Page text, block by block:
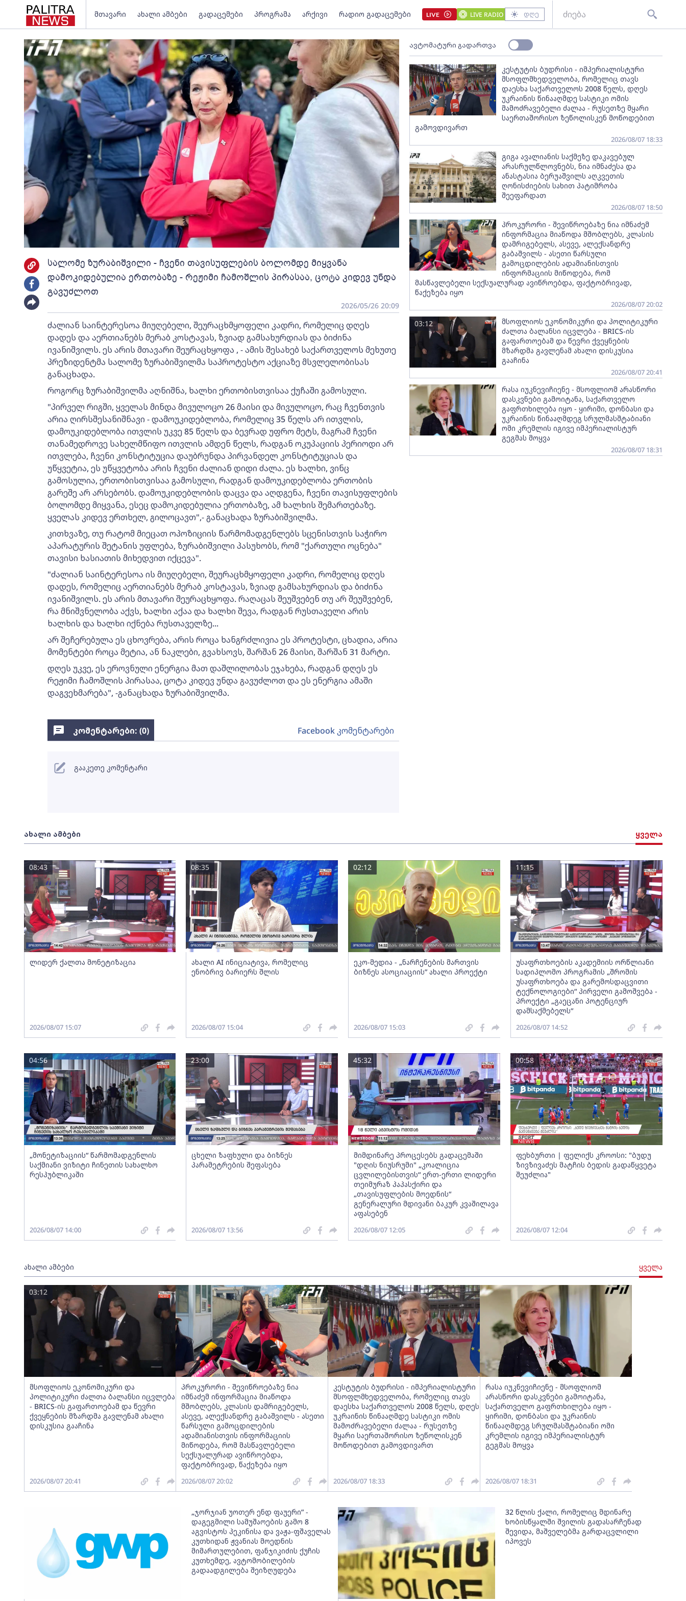
მთავარი ახალი ამბები გადაცემები პროგრამა არქივი რადიო გადაცემები LIVE LIVE RADIO დღე
სალომე ზურაბიშვილი - ჩვენი თავისუფლების ბოლომდე მიყვანა
დამოკიდებულია ერთობაზე - რეჟიმი ჩამოშლის პირასაა, ცოტა კიდევ უნდა
გავუძლოთ
2026/05/26 20:09
ძალიან საინტერესოა მიუღებელი, შეურაცხმყოფელი კადრი, რომელიც დღეს
დადეს და აერთიანებს მერაბ კოსტავას, ზვიად გამსახურდიას და ბიძინა
ივანიშვილს. ეს არის მთავარი შეურაცხყოფა , - ამის შესახებ საქართველოს მეხუთე
პრეზიდენტმა სალომე ზურაბიშვილმა საპროტესტო აქციაზე მსვლელობისას
განაცხადა.
როგორც ზურაბიშვილმა აღნიშნა, ხალხი ერთობისთვისაა ქუჩაში გამოსული.
"პირველ რიგში, ყველას მინდა მივულოცო 26 მაისი და მივულოცო, რაც ჩვენთვის
არია ღირსშესანიშნავი - დამოუკიდებლობა, რომელიც 35 წელს არ ითვლის,
დამოუკიდებლობა ითვლის უკვე 85 წელს და ბევრად უფრო მეტს, მაგრამ ჩვენი
თანამედროვე სახელმწიფო ითვლის ამდენ წელს, რადგან ოკუპაციის პერიოდი არ
ითვლება, ჩვენი კონსტიტუცია დაუბრუნდა პირვანდელ კონსტიტუციას და
უწყვეტია, ეს უწყვეტობა არის ჩვენი ძალიან დიდი ძალა. ეს ხალხი, ვინც
გამოსულია, ერთობისთვისაა გამოსული, რადგან დამოუკიდებლობა ერთობის
გარეშე არ არსებობს. დამოუკიდებლობის დაცვა და აღდგენა, ჩვენი თავისუფლების
ბოლომდე მიყვანა, ესეც დამოკიდებულია ერთობაზე, ამ ხალხის შემართებაზე.
ყველას კიდევ ერთხელ, გილოცავთ",- განაცხადა ზურაბიშვილმა.
კითხვაზე, თუ რატომ მიეცათ ოპოზიციის წარმომადგენლებს სცენისთვის საჭირო
აპარატურის შეტანის უფლება, ზურაბიშვილი პასუხობს, რომ "ქართული ოცნება"
თავისი ხასიათის მიხედვით იქცევა".
"ძალიან საინტერესოა ის მიუღებელი, შეურაცხმყოფელი კადრი, რომელიც დღეს
დადეს, რომელიც აერთიანებს მერაბ კოსტავას, ზვიად გამსახურდიას და ბიძინა
ივანიშვილს. ეს არის მთავარი შეურაცხყოფა. რაღაცას შეუშვებენ თუ არ შეუშვებენ,
რა მნიშვნელობა აქვს, ხალხი აქაა და ხალხი შევა, რადგან რუსთაველი არის
ხალხის და ხალხი იქნება რუსთაველზე...
არ შეჩერებულა ეს ცხოვრება, არის როცა ხანგრძლივია ეს პროტესტი, ცხადია, არია
მომენტები როცა მეტია, ან ნაკლები, გვახსოვს, შარშან 26 მაისი, შარშან 31 მარტი.
დღეს უკვე, ეს ეროვნული ენერგია მათ დაშლილობას ეჯახება, რადგან დღეს ეს
რეჟიმი ჩამოშლის პირასაა, ცოტა კიდევ უნდა გავუძლოთ და ეს ენერგია ამაში
დაგვეხმარება", -განაცხადა ზურაბიშვილმა.
ავტომატური გადართვა
კესტუტის ბუდრისი - იმპერიალისტური
მსოფლმხედველობა, რომელიც თავს
დაესხა საქართველოს 2008 წელს, დღეს
უკრაინის წინააღმდე სასტიკი ომის
მამოძრავებელი ძალაა - რუსეთზე მყარი
საერთაშორისო ზეწოლისკენ მოწოდებით
გამოვდივართ
2026/08/07 18:33
გიგა ავალიანის საქმეზე დაკავებულ
არასრულწლოვნებს, ნია იმნაძესა და
ანასტასია ბერუაშვილს აღკვეთის
ღონისძიების სახით პატიმრობა
შეეფარდათ
2026/08/07 18:50
პროკურორი - შევიწროებაზე ნია იმნაძემ
ინფორმაცია მიაწოდა მშობლებს, კლასის
დამრიგებელს, ასევე, ალექსანდრე
გაბაშვილს - ასეთი წარსული
გამოცდილების ადამიანისთვის
ინფორმაციის მიწოდება, რომ
მასწავლებელი სექსუალურად ავიწროებდა, ფაქტობრივად,
წაქეზება იყო
2026/08/07 20:02
მსოფლიოს ეკონომიკური და პოლიტიკური
ძალთა ბალანსი იცვლება - BRICS-ის
გაფართოებამ და წევრი ქვეყნების
მზარდმა გავლენამ ახალი დისკუსია
გააჩინა
03:12
2026/08/07 20:41
რასა იუკნევიჩიენე - მსოფლიომ არასწორი
დასკვნები გამოიტანა, საქართველო
გაფრთხილება იყო - ყირიმი, დონბასი და
უკრაინის წინააღმდეგ სრულმასშტაბიანი
ომი კრემლის იგივე იმპერიალისტურ
გეგმას მოყვა
2026/08/07 18:31
ახალი ამბები ყველა
ლიდერ ქალთა მონეტიზაცია
08:43
2026/08/07 15:07
ახალი AI ინიციატივა, რომელიც
ენობრივ ბარიერს შლის
08:35
2026/08/07 15:04
ეკო-მედია - „ნარჩენების მართვის
ბიზნეს ასოციაციის” ახალი პროექტი
02:12
2026/08/07 15:03
უსაფრთხოების აკადემიის ორწლიანი
სადიპლომო პროგრამის „შრომის
უსაფრთხოება და გარემოსდაცვითი
ტექნოლოგიები“ პირველი გამოშვება -
პროექტი „გაეცანი პოტენციურ
დამსაქმებელს“
11:15
2026/08/07 14:52
„მონეტიზაციის“ წარმომადგენლის
საქმიანი ვიზიტი ჩინეთის სახალხო
რესპუბლიკაში
04:56
2026/08/07 14:00
ცხელი ზაფხული და ბიზნეს
პარამეტრების შეფასება
23:00
2026/08/07 13:56
მიმდინარე პროცესებს გადაცემაში
"დღის ნიუსრუმი" „კოალიცია
ცვლილებისთვის“ ერთ-ერთი ლიდერი
თეიმურაზ პაპასქირი და
„თავისუფლების მოედნის“
გენერალური მდივანი ბაკურ კვაშილავა
აფასებენ
45:32
2026/08/07 12:05
ფეხბურთი | ფელიქს კროოსი: "ბუდუ
ზივზივაძეს მატჩის ბედის გადაწყვეტა
შეუძლია"
00:58
2026/08/07 12:04
ახალი ამბები ყველა
მსოფლიოს ეკონომიკური და
პოლიტიკური ძალთა ბალანსი იცვლება
- BRICS-ის გაფართოებამ და წევრი
ქვეყნების მზარდმა გავლენამ ახალი
დისკუსია გააჩინა
03:12
2026/08/07 20:41
პროკურორი - შევიწროებაზე ნია
იმნაძემ ინფორმაცია მიაწოდა
მშობლებს, კლასის დამრიგებელს,
ასევე, ალექსანდრე გაბაშვილს - ასეთი
წარსული გამოცდილების
ადამიანისთვის ინფორმაციის
მიწოდება, რომ მასწავლებელი
სექსუალურად ავიწროებდა,
ფაქტობრივად, წაქეზება იყო
2026/08/07 20:02
კესტუტის ბუდრისი - იმპერიალისტური
მსოფლმხედველობა, რომელიც თავს
დაესხა საქართველოს 2008 წელს, დღეს
უკრაინის წინააღმდე სასტიკი ომის
მამოძრავებელი ძალაა - რუსეთზე
მყარი საერთაშორისო ზეწოლისკენ
მოწოდებით გამოვდივართ
2026/08/07 18:33
რასა იუკნევიჩიენე - მსოფლიომ
არასწორი დასკვნები გამოიტანა,
საქართველო გაფრთხილება იყო -
ყირიმი, დონბასი და უკრაინის
წინააღმდეგ სრულმასშტაბიანი ომი
კრემლის იგივე იმპერიალისტურ
გეგმას მოყვა
2026/08/07 18:31
„ჯორჯიან უოთერ ენდ ფაუერი” -
დაგეგმილი სამუშაოების გამო 8
აგვისტოს პეკინისა და ვაჟა-ფშაველას
კუთხიდან ჟვანიას მოედნის
მიმართულებით, ფანჯიკიძის ქუჩის
კუთხემდე, ავტომობილების
გადაადგილება შეიზღუდება
32 წლის ქალი, რომელიც მდინარე
ხობისწყალში შვილის გადასარჩენად
შევიდა, მაშველებმა გარდაცვლილი
იპოვეს
კომენტარები: (0) Facebook კომენტარები
გააკეთე კომენტარი